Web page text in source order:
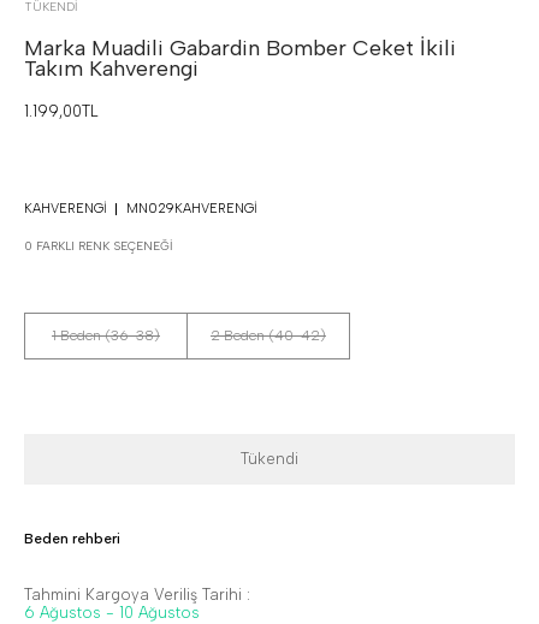
TÜKENDI
Marka Muadili Gabardin Bomber Ceket İkili
Takım Kahverengi
1.199,00TL
KAHVERENGI MN029KAHVERENGI
0 FARKLI RENK SEÇENEĞI
1 Beden (36-38) 2 Beden (40-42)
Tükendi
Beden rehberi
Tahmini Kargoya Veriliş Tarihi :
6 Ağustos - 10 Ağustos